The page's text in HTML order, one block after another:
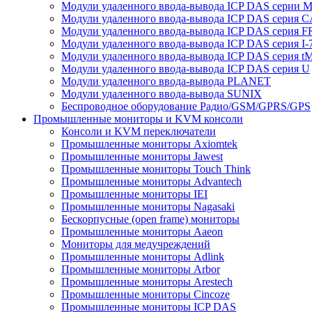
Модули удаленного ввода-вывода ICP DAS серии M
Модули удаленного ввода-вывода ICP DAS серия
Модули удаленного ввода-вывода ICP DAS серия
Модули удаленного ввода-вывода ICP DAS серия I-
Модули удаленного ввода-вывода ICP DAS серия
Модули удаленного ввода-вывода ICP DAS серия U
Модули удаленного ввода-вывода PLANET
Модули удаленного ввода-вывода SUNIX
Беспроводное оборудование Радио/GSM/GPRS/GPS
Промышленные мониторы и KVM консоли
Консоли и KVM переключатели
Промышленные мониторы Axiomtek
Промышленные мониторы Jawest
Промышленные мониторы Touch Think
Промышленные мониторы Advantech
Промышленные мониторы IEI
Промышленные мониторы Nagasaki
Бескорпусные (open frame) мониторы
Промышленные мониторы Aaeon
Мониторы для медучреждений
Промышленные мониторы Adlink
Промышленные мониторы Arbor
Промышленные мониторы Arestech
Промышленные мониторы Cincoze
Промышленные мониторы ICP DAS